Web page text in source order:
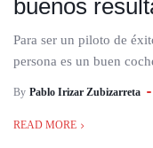
buenos
Para ser un piloto de
persona es un buen
By Pablo Irizar Zubizarreta
READ MORE